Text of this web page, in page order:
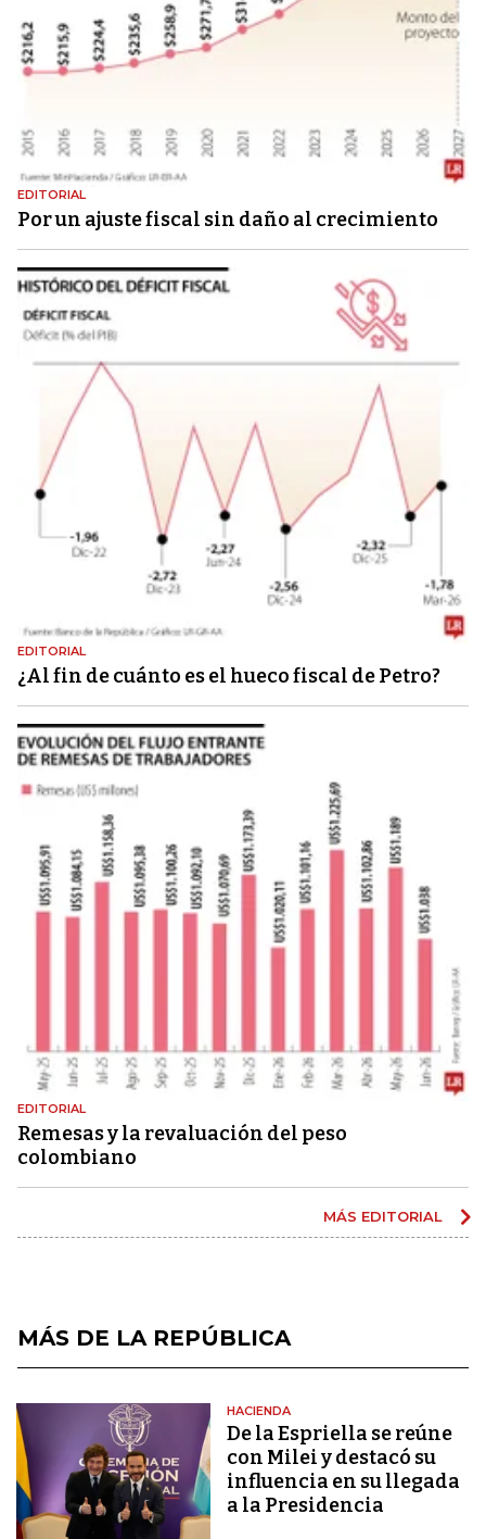
EDITORIAL
Por un ajuste fiscal sin daño al crecimiento
EDITORIAL
¿Al fin de cuánto es el hueco fiscal de Petro?
EDITORIAL
Remesas y la revaluación del peso
colombiano
MÁS EDITORIAL
MÁS DE LA REPÚBLICA
HACIENDA
De la Espriella se reúne
con Milei y destacó su
influencia en su llegada
a la Presidencia